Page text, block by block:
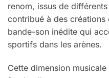
renom, issus de
contribué à des
bande-son inédite qui
sportifs dans les arènes.
Cette dimension